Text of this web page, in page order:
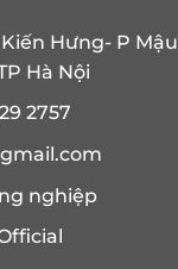
Hưng- P Mậu
Hà Nội
2757
nghiệp